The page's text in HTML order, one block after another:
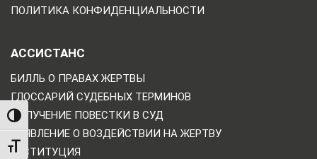
TOGGLE HIGH CONTRAST
TOGGLE FONT SIZE
ПОЛИТИКА КОНФИДЕНЦИАЛЬНОСТИ
АССИСТАНС
БИЛЛЬ О ПРАВАХ ЖЕРТВЫ
ГЛОССАРИЙ СУДЕБНЫХ ТЕРМИНОВ
ПОЛУЧЕНИЕ ПОВЕСТКИ В СУД
ЗАЯВЛЕНИЕ О ВОЗДЕЙСТВИИ НА ЖЕРТВУ
РЕСТИТУЦИЯ